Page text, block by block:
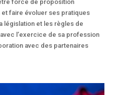
force de proposition
faire évoluer ses pratiques
législation et les règles de
l’exercice de sa profession
avec des partenaires